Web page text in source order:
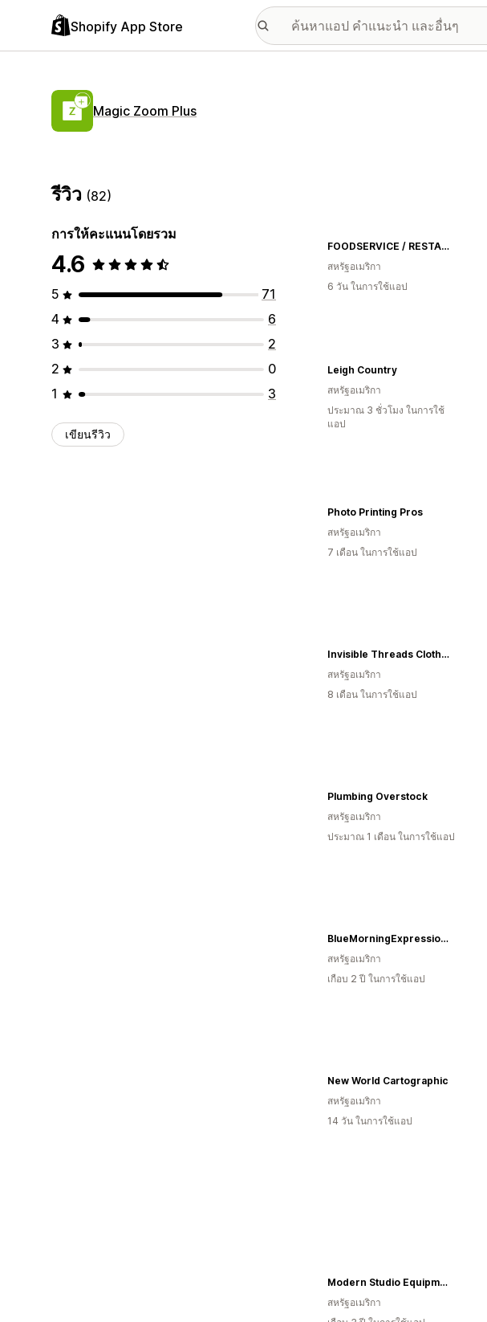
Shopify App Store
Magic Zoom Plus
รีวิว (82)
การให้คะแนนโดยรวม
4.6
5
71
4
6
3
2
2
0
1
3
เขียนรีวิว
FOODSERVICE / RESTAURANT EQUIPMENT PARTS - SCHEDULE73PARTS
สหรัฐอเมริกา
6 วัน ในการใช้แอป
Leigh Country
สหรัฐอเมริกา
ประมาณ 3 ชั่วโมง ในการใช้
แอป
Photo Printing Pros
สหรัฐอเมริกา
7 เดือน ในการใช้แอป
Invisible Threads Clothing
สหรัฐอเมริกา
8 เดือน ในการใช้แอป
Plumbing Overstock
สหรัฐอเมริกา
ประมาณ 1 เดือน ในการใช้แอป
BlueMorningExpressions
สหรัฐอเมริกา
เกือบ 2 ปี ในการใช้แอป
New World Cartographic
สหรัฐอเมริกา
14 วัน ในการใช้แอป
Modern Studio Equipment.
สหรัฐอเมริกา